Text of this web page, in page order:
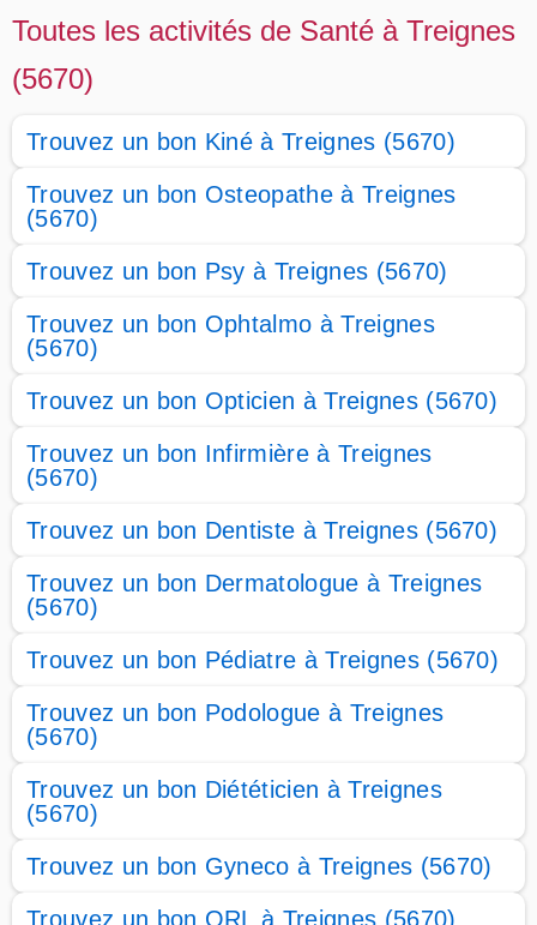
Toutes les activités de Santé à Treignes
(5670)
Trouvez un bon Kiné à Treignes (5670)
Trouvez un bon Osteopathe à Treignes
(5670)
Trouvez un bon Psy à Treignes (5670)
Trouvez un bon Ophtalmo à Treignes
(5670)
Trouvez un bon Opticien à Treignes (5670)
Trouvez un bon Infirmière à Treignes
(5670)
Trouvez un bon Dentiste à Treignes (5670)
Trouvez un bon Dermatologue à Treignes
(5670)
Trouvez un bon Pédiatre à Treignes (5670)
Trouvez un bon Podologue à Treignes
(5670)
Trouvez un bon Diététicien à Treignes
(5670)
Trouvez un bon Gyneco à Treignes (5670)
Trouvez un bon ORL à Treignes (5670)